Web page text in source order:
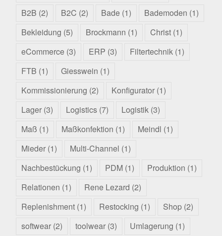
B2B (2) B2C (2) Bade (1) Bademoden (1)
Bekleidung (5) Brockmann (1) Christ (1)
eCommerce (3) ERP (3) Filtertechnik (1)
FTB (1) Giesswein (1)
Kommissionierung (2) Konfigurator (1)
Lager (3) Logistics (7) Logistik (3)
Maß (1) Maßkonfektion (1) Meindl (1)
Mieder (1) Multi-Channel (1)
Nachbestückung (1) PDM (1) Produktion (1)
Relationen (1) Rene Lezard (2)
Replenishment (1) Restocking (1) Shop (2)
softwear (2) toolwear (3) Umlagerung (1)